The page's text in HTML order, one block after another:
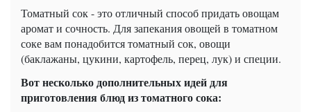
Томатный сок - это отличный способ придать овощам
аромат и сочность. Для запекания овощей в томатном
соке вам понадобится томатный сок, овощи
(баклажаны, цукини, картофель, перец, лук) и специи.
Вот несколько дополнительных идей для
приготовления блюд из томатного сока: